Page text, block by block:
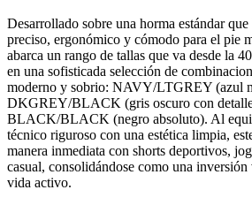
Desarrollado sobre una horma estándar
preciso, ergonómico y cómodo para el pie
abarca un rango de tallas que va desde la
en una sofisticada selección de
moderno y sobrio: NAVY/LTGREY (azul
DKGREY/BLACK (gris oscuro con
BLACK/BLACK (negro absoluto). Al
técnico riguroso con una estética limpia,
manera inmediata con shorts deportivos,
casual, consolidándose como una
vida activo.